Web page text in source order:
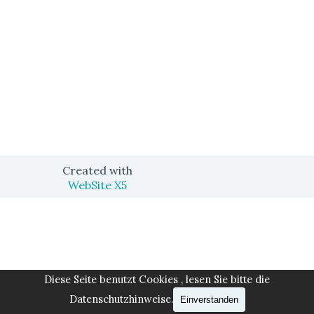
Created with
WebSite X5
Diese Seite benutzt Cookies , lesen Sie bitte die
Datenschutzhinweise.
Einverstanden